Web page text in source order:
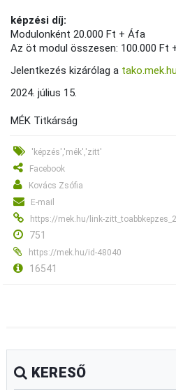
képzési díj:
Modulonként 20.000 Ft + Áfa
Az öt modul összesen: 100.000 Ft
Jelentkezés kizárólag a tako.mek.hu
2024. július 15.
MÉK Titkárság
'képzés','mék','zitt'
Facebook
Kovács Zsófia
E-mail
https://mek.hu/link-
751
https://mek.hu/id-48040
16541
KERESŐ